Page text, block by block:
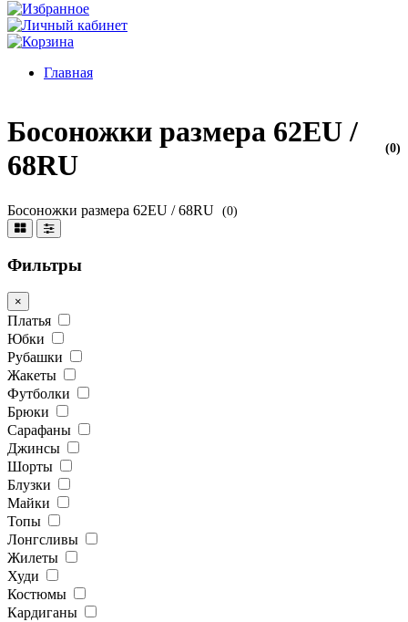
Главная
Босоножки размера 62EU /
68RU
(0)
Босоножки размера 62EU / 68RU (0)
Фильтры
×
Платья
Юбки
Рубашки
Жакеты
Футболки
Брюки
Сарафаны
Джинсы
Шорты
Блузки
Майки
Топы
Лонгсливы
Жилеты
Худи
Костюмы
Кардиганы